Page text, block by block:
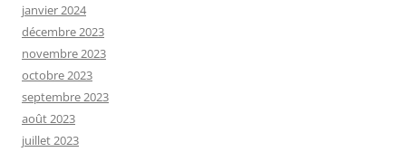
janvier 2024
décembre 2023
novembre 2023
octobre 2023
septembre 2023
août 2023
juillet 2023